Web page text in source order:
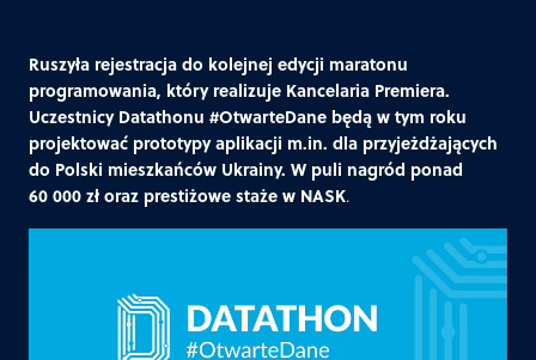
Ruszyła rejestracja do kolejnej edycji maratonu
programowania, który realizuje Kancelaria Premiera.
Uczestnicy Datathonu #OtwarteDane będą w tym roku
projektować prototypy aplikacji m.in. dla przyjeżdżających
do Polski mieszkańców Ukrainy. W puli nagród ponad
60 000 zł oraz prestiżowe staże w NASK.